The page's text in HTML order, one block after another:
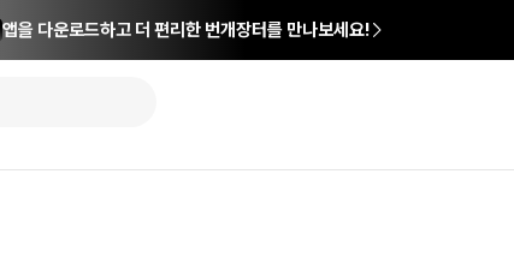
앱을 다운로드하고 더 편리한 번개장터를 만나보세요!